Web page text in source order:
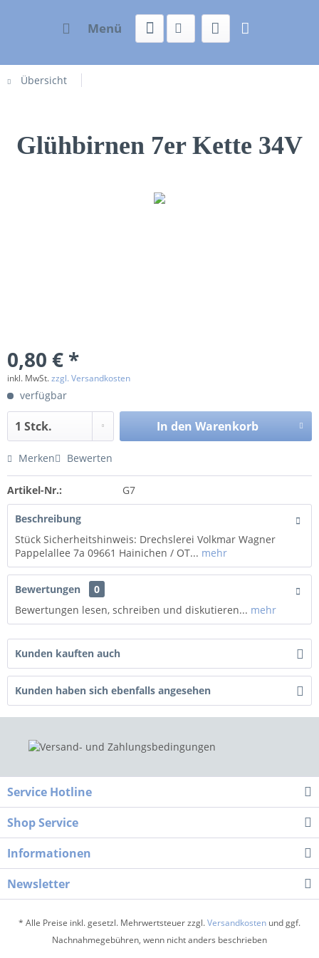
Menü
Übersicht
Glühbirnen 7er Kette 34V
0,80 € *
inkl. MwSt.zzgl. Versandkosten
verfügbar
In den Warenkorb
Merken Bewerten
Artikel-Nr.: G7
Beschreibung
Stück Sicherheitshinweis: Drechslerei Volkmar Wagner
Pappelallee 7a 09661 Hainichen / OT... mehr
Bewertungen
0
Bewertungen lesen, schreiben und diskutieren... mehr
Kunden kauften auch
Kunden haben sich ebenfalls angesehen
Service Hotline
Shop Service
Informationen
Newsletter
* Alle Preise inkl. gesetzl. Mehrwertsteuer zzgl.Versandkosten und ggf.
Nachnahmegebühren, wenn nicht anders beschrieben